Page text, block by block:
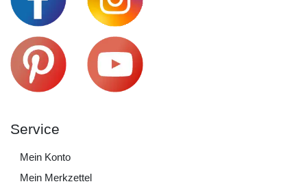
Service
Mein Konto
Mein Merkzettel